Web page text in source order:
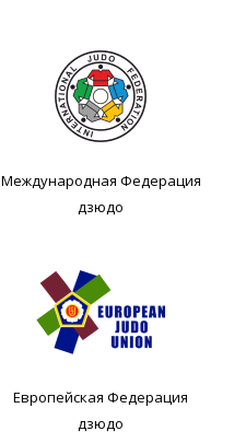
Международная Федерация
дзюдо
Европейская Федерация
дзюдо